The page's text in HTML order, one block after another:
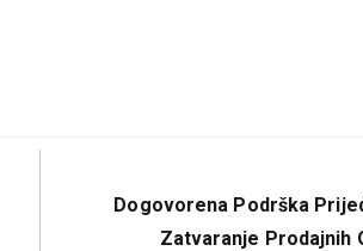
Next
Dogovorena Podrška
Zatvaranje Prodajnih